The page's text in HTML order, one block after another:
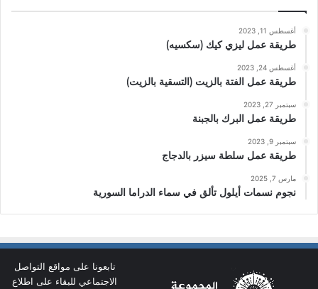
أغسطس 11, 2023
طريقة عمل ليزي كيك (سكسيه)
أغسطس 24, 2023
طريقة عمل الفتة بالزيت (التسقية بالزيت)
سبتمبر 27, 2023
طريقة عمل البرك بالجبنة
سبتمبر 9, 2023
طريقة عمل سلطة سيزر بالدجاج
مارس 7, 2025
نجوم نسمات أيلول تألق في سماء الدراما السورية
تابعونا على مواقع التواصل
الاجتماعي للبقاء على اطلاع